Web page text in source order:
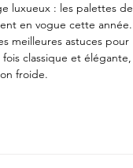
luxueux : les palettes de
en vogue cette année.
meilleures astuces pour
classique et élégante,
froide.